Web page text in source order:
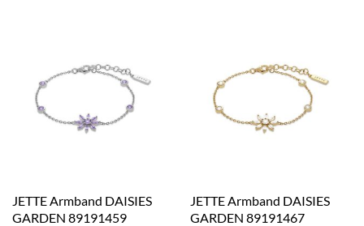
JETTE Armband DAISIES
GARDEN 89191459
JETTE Armband DAISIES
GARDEN 89191467